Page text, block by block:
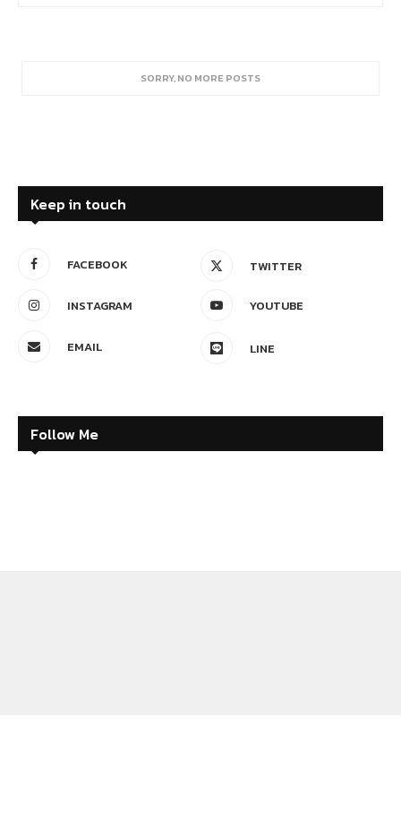
SORRY, NO MORE POSTS
Keep in touch
FACEBOOK TWITTER
INSTAGRAM YOUTUBE
EMAIL LINE
Follow Me